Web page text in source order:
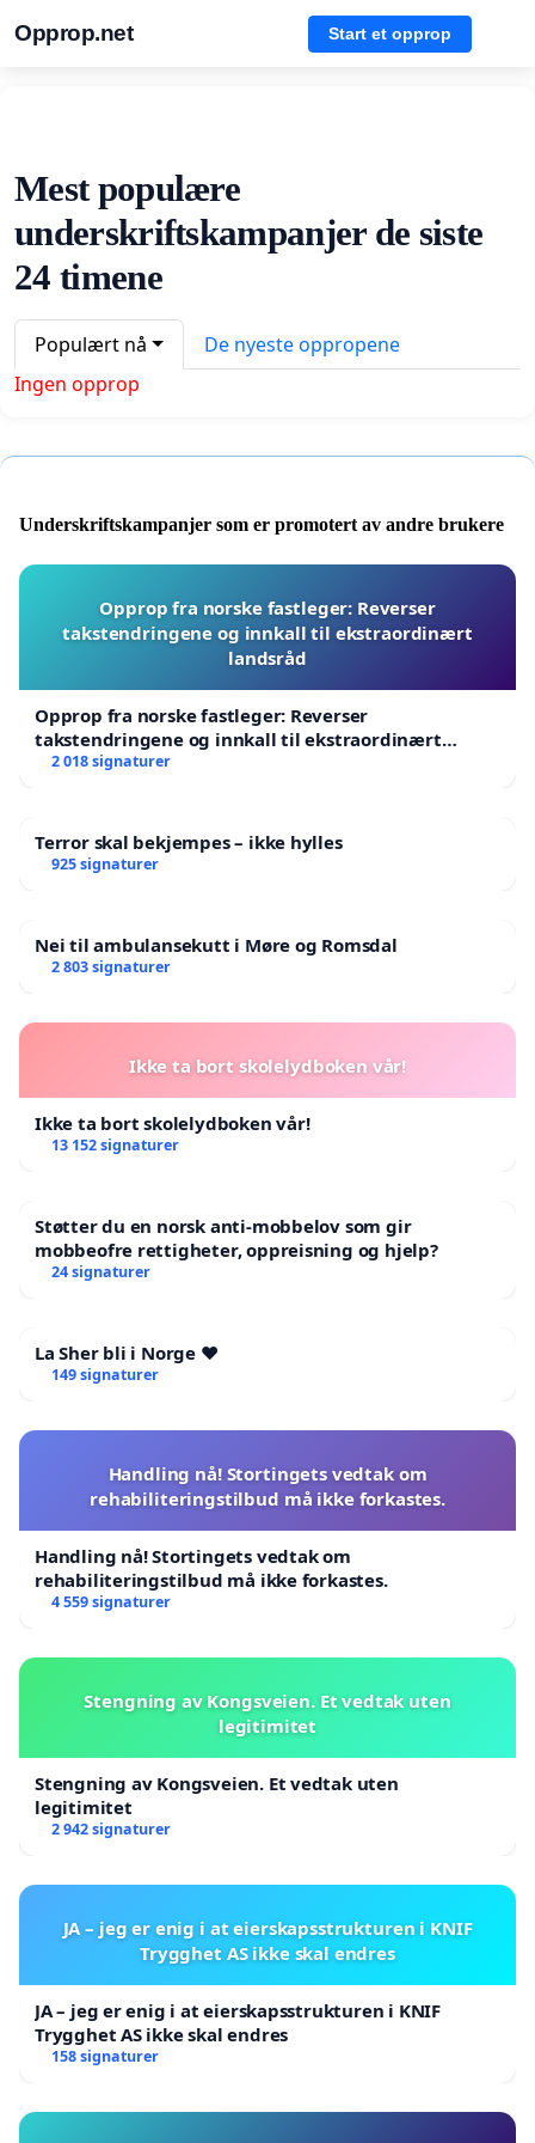
Opprop.net Start et opprop
Mest populære
underskriftskampanjer de siste
24 timene
Populært nå
De nyeste oppropene
Ingen opprop
Underskriftskampanjer som er promotert av andre brukere
Opprop fra norske fastleger: Reverser
takstendringene og innkall til ekstraordinært
landsråd
Opprop fra norske fastleger: Reverser
takstendringene og innkall til ekstraordinært
landsråd
2 018 signaturer
Terror skal bekjempes – ikke hylles
925 signaturer
Nei til ambulansekutt i Møre og Romsdal
2 803 signaturer
Ikke ta bort skolelydboken vår!
Ikke ta bort skolelydboken vår!
13 152 signaturer
Støtter du en norsk anti-mobbelov som gir
mobbeofre rettigheter, oppreisning og hjelp?
24 signaturer
La Sher bli i Norge ❤️
149 signaturer
Handling nå! Stortingets vedtak om
rehabiliteringstilbud må ikke forkastes.
Handling nå! Stortingets vedtak om
rehabiliteringstilbud må ikke forkastes.
4 559 signaturer
Stengning av Kongsveien. Et vedtak uten
legitimitet
Stengning av Kongsveien. Et vedtak uten
legitimitet
2 942 signaturer
JA – jeg er enig i at eierskapsstrukturen i KNIF
Trygghet AS ikke skal endres
JA – jeg er enig i at eierskapsstrukturen i KNIF
Trygghet AS ikke skal endres
158 signaturer